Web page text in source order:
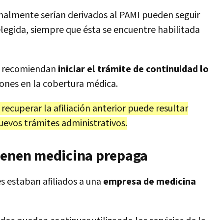
serían derivados al PAMI pueden seguir
siempre que ésta se encuentre habilitada
iniciar el trámite de continuidad lo
en la cobertura médica.
la afiliación anterior puede resultar
trámites administrativos.
medicina prepaga
estaban afiliados a una empresa de medicina